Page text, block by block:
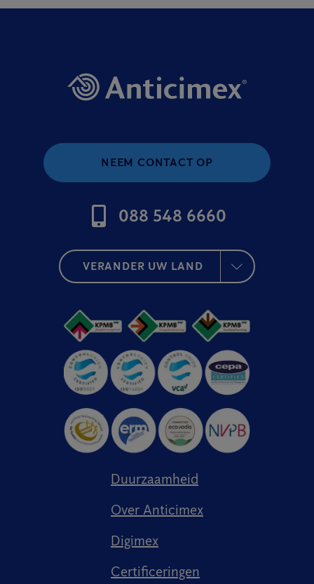
NEEM CONTACT OP
088 548 6660
VERANDER UW LAND
Duurzaamheid
Over Anticimex
Digimex
Certificeringen